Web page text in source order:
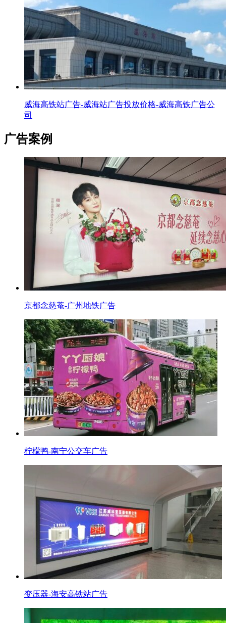
威海高铁站广告-威海站广告投放价格-威海高铁广告公
司
广告案例
京都念慈菴-广州地铁广告
柠檬鸭-南宁公交车广告
变压器-海安高铁站广告